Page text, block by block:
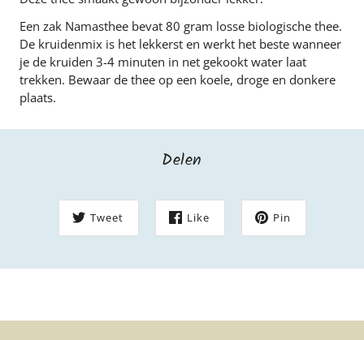
Een zak Namasthee bevat 80 gram losse biologische thee.
De kruidenmix is het lekkerst en werkt het beste wanneer
je de kruiden 3-4 minuten in net gekookt water laat
trekken. Bewaar de thee op een koele, droge en donkere
plaats.
Delen
Tweet Like Pin